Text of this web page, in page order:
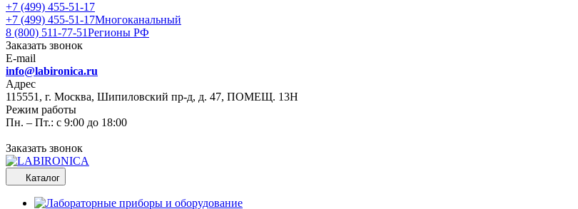
+7 (499) 455-51-17
+7 (499) 455-51-17Многоканальный
8 (800) 511-77-51Регионы РФ
Заказать звонок
E-mail
info@labironica.ru
Адрес
115551, г. Москва, Шипиловский пр-д, д. 47, ПОМЕЩ. 13Н
Режим работы
Пн. – Пт.: с 9:00 до 18:00
Заказать звонок
Каталог